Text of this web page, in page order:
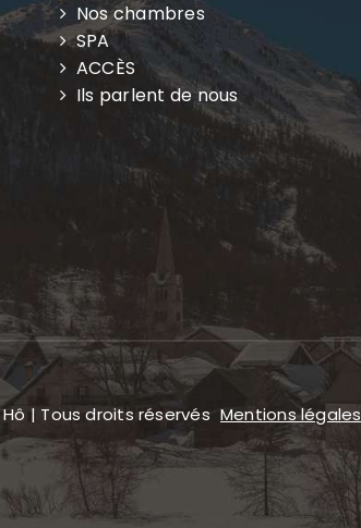
Nos chambres
SPA
ACCÈS
Ils parlent de nous
| Tous droits réservés Mentions légales